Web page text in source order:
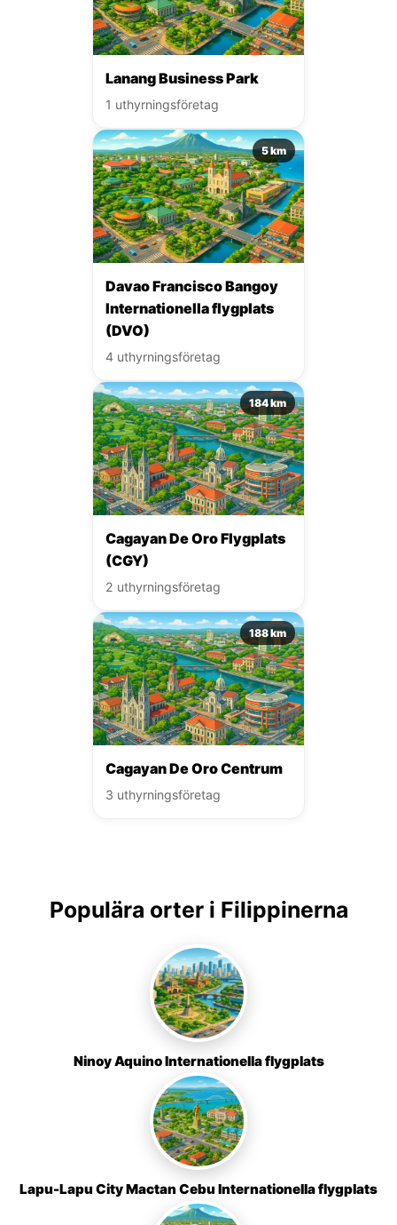
Lanang Business Park
1 uthyrningsföretag
5 km
Davao Francisco Bangoy
Internationella flygplats
(DVO)
4 uthyrningsföretag
184 km
Cagayan De Oro Flygplats
(CGY)
2 uthyrningsföretag
188 km
Cagayan De Oro Centrum
3 uthyrningsföretag
Populära orter i Filippinerna
Ninoy Aquino Internationella flygplats
Lapu-Lapu City Mactan Cebu Internationella flygplats